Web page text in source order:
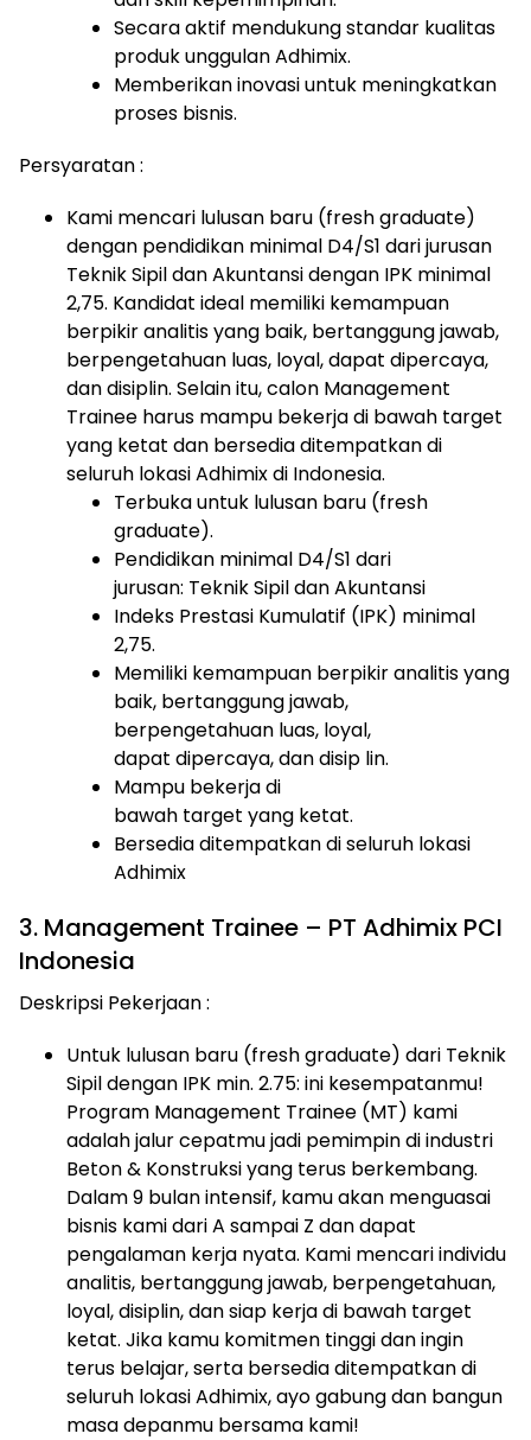
Secara aktif mendukung standar kualitas
produk unggulan Adhimix.
Memberikan inovasi untuk meningkatkan
proses bisnis.
Persyaratan :
Kami mencari lulusan baru (fresh graduate)
dengan pendidikan minimal D4/S1 dari jurusan
Teknik Sipil dan Akuntansi dengan IPK minimal
2,75. Kandidat ideal memiliki kemampuan
berpikir analitis yang baik, bertanggung jawab,
berpengetahuan luas, loyal, dapat dipercaya,
dan disiplin. Selain itu, calon Management
Trainee harus mampu bekerja di bawah target
yang ketat dan bersedia ditempatkan di
seluruh lokasi Adhimix di Indonesia.
Terbuka untuk lulusan baru (fresh
graduate).
Pendidikan minimal D4/S1 dari
jurusan: Teknik Sipil dan Akuntansi
Indeks Prestasi Kumulatif (IPK) minimal
2,75.
Memiliki kemampuan berpikir analitis yang
baik, bertanggung jawab,
berpengetahuan luas, loyal,
dapat dipercaya, dan disip lin.
Mampu bekerja di
bawah target yang ketat.
Bersedia ditempatkan di seluruh lokasi
Adhimix
3. Management Trainee – PT Adhimix PCI
Indonesia
Deskripsi Pekerjaan :
Untuk lulusan baru (fresh graduate) dari Teknik
Sipil dengan IPK min. 2.75: ini kesempatanmu!
Program Management Trainee (MT) kami
adalah jalur cepatmu jadi pemimpin di industri
Beton & Konstruksi yang terus berkembang.
Dalam 9 bulan intensif, kamu akan menguasai
bisnis kami dari A sampai Z dan dapat
pengalaman kerja nyata. Kami mencari individu
analitis, bertanggung jawab, berpengetahuan,
loyal, disiplin, dan siap kerja di bawah target
ketat. Jika kamu komitmen tinggi dan ingin
terus belajar, serta bersedia ditempatkan di
seluruh lokasi Adhimix, ayo gabung dan bangun
masa depanmu bersama kami!